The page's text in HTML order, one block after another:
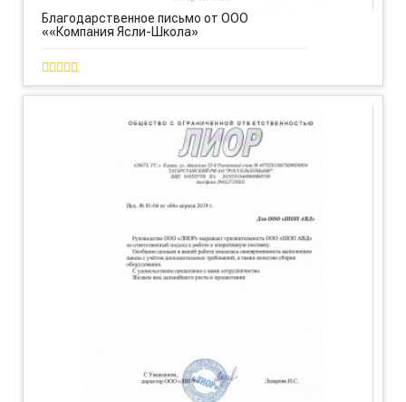
Благодарственное письмо от ООО
««Компания Ясли-Школа»